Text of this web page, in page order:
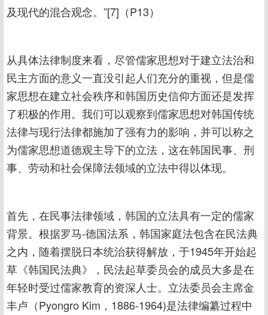
及现代的混合观念。”[7]（P13）
从具体法律制度来看，尽管儒家思想对于建立法治和
民主方面的意义一直没引起人们充分的重视，但是儒
家思想在建立社会秩序和韩国历史信仰方面还是发挥
了积极的作用。我们可以观察到儒家思想对韩国传统
法律与现行法律都施加了强有力的影响，并可以称之
为儒家思想道德观主导下的立法，这在韩国民事、刑
事、劳动和社会保障法领域的立法中得以体现。
首先，在民事法律领域，韩国的立法具有一定的儒家
背景。根据罗马-德国法系，韩国家庭法包含在民法典
之内，随着摆脱日本统治获得解放，于1945年开始起
草《韩国民法典》，民法起草委员会的成员大多是在
年轻时受过儒家教育的资深人士。立法委员会主席金
丰卢（Pyongro Kim，1886-1964)是法律编纂过程中